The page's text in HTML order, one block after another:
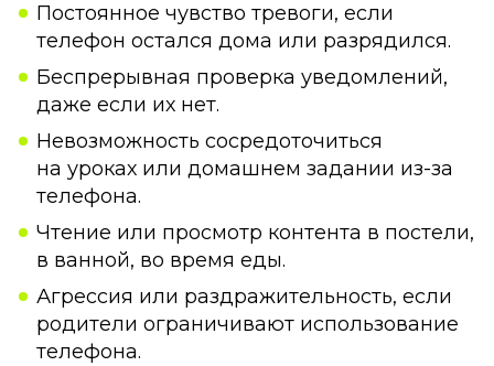
Постоянное чувство тревоги, если
телефон остался дома или разрядился.
Беспрерывная проверка уведомлений,
даже если их нет.
Невозможность сосредоточиться
на уроках или домашнем задании из-за
телефона.
Чтение или просмотр контента в постели,
в ванной, во время еды.
Агрессия или раздражительность, если
родители ограничивают использование
телефона.